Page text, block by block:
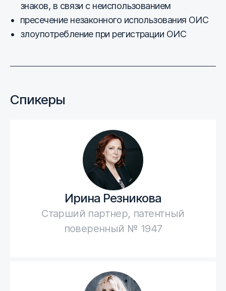
знаков, в связи с неиспользованием
пресечение незаконного использования ОИС
злоупотребление при регистрации ОИС
Спикеры
Ирина Резникова
Старший партнер, патентный
поверенный № 1947